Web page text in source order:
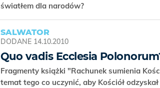
światłem dla narodów?
SALWATOR
DODANE 14.10.2010
Quo vadis Ecclesia
Fragmenty książki "Rachunek sumienia
temat tego co uczynić, aby Kościół